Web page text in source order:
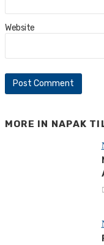
Website
MORE IN NAPAK